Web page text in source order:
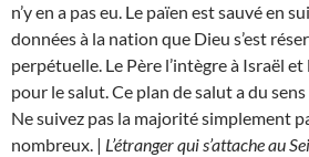
n’y en a pas eu. Le païen est sauvé en
données à la nation que Dieu s’est
perpétuelle. Le Père l’intègre à Israël et
pour le salut. Ce plan de salut a du
Ne suivez pas la majorité simplement
nombreux. | L’étranger qui s’attache au